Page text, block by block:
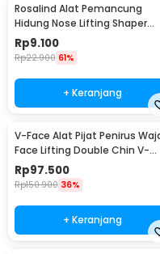
Rosalind Alat Pemancung
Hidung Nose Lifting Shaper
Correction - D-16
Rp9.100
Rp22.900 61%
+ Keranjang
V-Face Alat Pijat Penirus
Face Lifting Double Chin V-
Shaped - BYM-903S
Rp97.500
Rp150.900 36%
+ Keranjang